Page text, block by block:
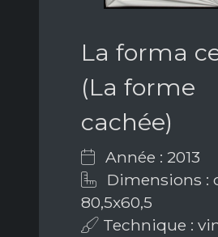
La forma
(La forme
cachée)
Année : 2013
Dimensions :
80,5x60,5
Technique :